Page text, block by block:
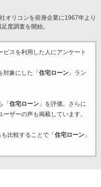
オリコンを前身企業に1967年より
度調査を開始。
ビスを利用した 人にアンケート
対象にした「 住宅ローン」ラン
「 住宅ローン」を評価。さらに
ザーの声も掲載しています。
比較することで「 住宅ローン」